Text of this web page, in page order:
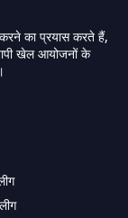
करने का प्रयास करते हैं,
खेल आयोजनों के